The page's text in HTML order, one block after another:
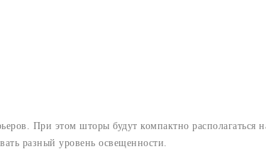
При этом шторы будут компактно располагаться
разный уровень освещенности.